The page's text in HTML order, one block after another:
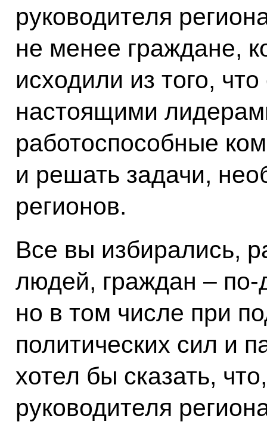
руководителя
не менее граждане,
исходили из того,
настоящими
работоспособные
и решать задачи,
регионов.
Все вы избирались,
людей, граждан –
но в том числе при
политических сил и
хотел бы сказать,
руководителя